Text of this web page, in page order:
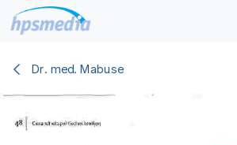
Zum Inhalt springen
Dr. med. Mabuse